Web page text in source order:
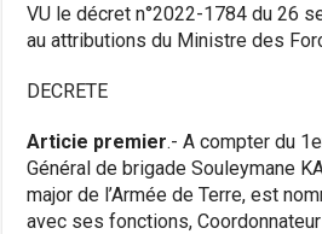
VU le décret n°2022-1784 du 26
au attributions du Ministre des
DECRETE
Articie premier.- A compter du
Général de brigade Souleymane
major de l’Armée de Terre, est
avec ses fonctions,